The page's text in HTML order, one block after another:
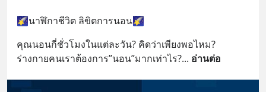
🌠นาฬิกาชีวิต ลิขิตการนอน🌠
คุณนอนกี่ชั่วโมงในแต่ละวัน? คิดว่าเพียงพอไหม?
ร่างกายคนเราต้องการ”นอน”มากเท่าไร?... อ่านต่อ